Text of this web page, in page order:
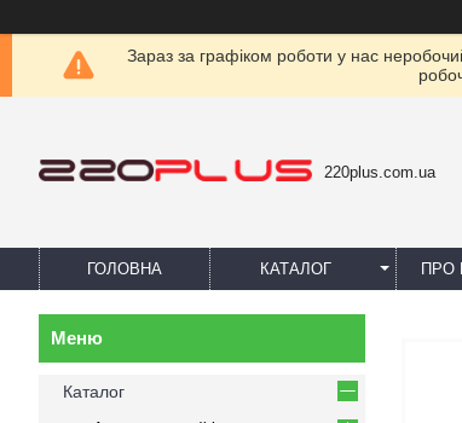
Зараз за графіком роботи у нас
220plus.com.ua
ГОЛОВНА КАТАЛОГ ПРО
Каталог